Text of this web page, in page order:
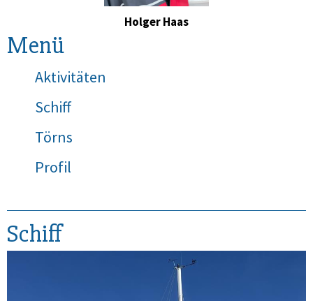
Holger Haas
Menü
Aktivitäten
Schiff
Törns
Profil
Schiff